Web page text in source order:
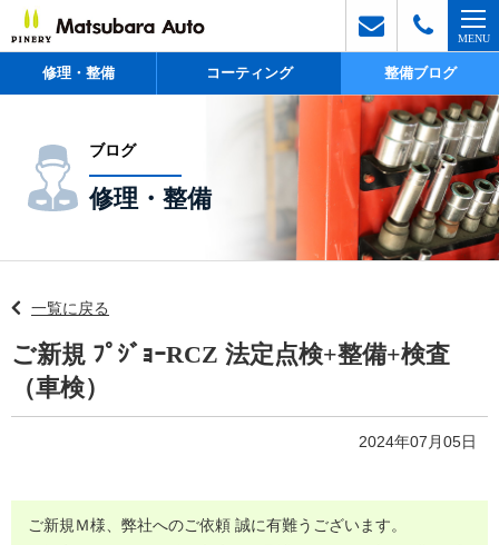
修理・整備 コーティング 整備ブログ
ブログ
修理・整備
一覧に戻る
ご新規 ﾌﾟｼﾞｮｰRCZ 法定点検+整備+検査
（車検）
2024年07月05日
ご新規Ｍ様、弊社へのご依頼 誠に有難うございます。